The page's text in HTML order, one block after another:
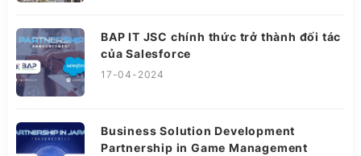
BAP IT JSC chính thức trở thành đối tác
của Salesforce
17-04-2024
Business Solution Development
Partnership in Game Management